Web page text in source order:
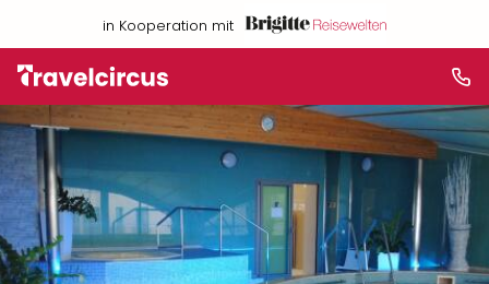
in Kooperation mit